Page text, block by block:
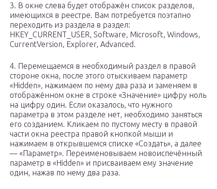
3. В окне слева будет отображён список разделов,
имеющихся в реестре. Вам потребуется поэтапно
переходить из раздела в раздел:
HKEY_CURRENT_USER, Software, Microsoft, Windows,
CurrentVersion, Explorer, Advanced.
4. Перемещаемся в необходимый раздел в правой
стороне окна, после этого отыскиваем параметр
«Hidden», нажимаем по нему два раза и заменяем в
отображённом окне в строке «Значение» цифру ноль
на цифру один. Если оказалось, что нужного
параметра в этом разделе нет, необходимо заняться
его созданием. Кликаем по пустому месту в правой
части окна реестра правой кнопкой мыши и
нажимаем в открывшемся списке «Создать», а далее
— «Параметр». Переименовываем новоиспечённый
параметр в «Hidden» и присваиваем ему значение
один, нажав по нему два раза.